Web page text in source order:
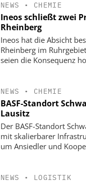
NEWS • CHEMIE
Ineos schließt zwei
Rheinberg
Ineos hat die Absicht
Rheinberg im
seien die Konsequenz
NEWS • CHEMIE
BASF-Standort
Lausitz
Der BASF-Standort
mit skalierbarer
um Ansiedler und
NEWS • LOGISTIK